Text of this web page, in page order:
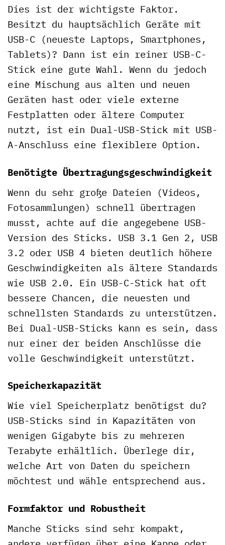
Dies ist der wichtigste Faktor.
Besitzt du hauptsächlich Geräte mit
USB-C (neueste Laptops, Smartphones,
Tablets)? Dann ist ein reiner USB-C-
Stick eine gute Wahl. Wenn du jedoch
eine Mischung aus alten und neuen
Geräten hast oder viele externe
Festplatten oder ältere Computer
nutzt, ist ein Dual-USB-Stick mit USB-
A-Anschluss eine flexiblere Option.
Benötigte Übertragungsgeschwindigkeit
Wenn du sehr große Dateien (Videos,
Fotosammlungen) schnell übertragen
musst, achte auf die angegebene USB-
Version des Sticks. USB 3.1 Gen 2, USB
3.2 oder USB 4 bieten deutlich höhere
Geschwindigkeiten als ältere Standards
wie USB 2.0. Ein USB-C-Stick hat oft
bessere Chancen, die neuesten und
schnellsten Standards zu unterstützen.
Bei Dual-USB-Sticks kann es sein, dass
nur einer der beiden Anschlüsse die
volle Geschwindigkeit unterstützt.
Speicherkapazität
Wie viel Speicherplatz benötigst du?
USB-Sticks sind in Kapazitäten von
wenigen Gigabyte bis zu mehreren
Terabyte erhältlich. Überlege dir,
welche Art von Daten du speichern
möchtest und wähle entsprechend aus.
Formfaktor und Robustheit
Manche Sticks sind sehr kompakt,